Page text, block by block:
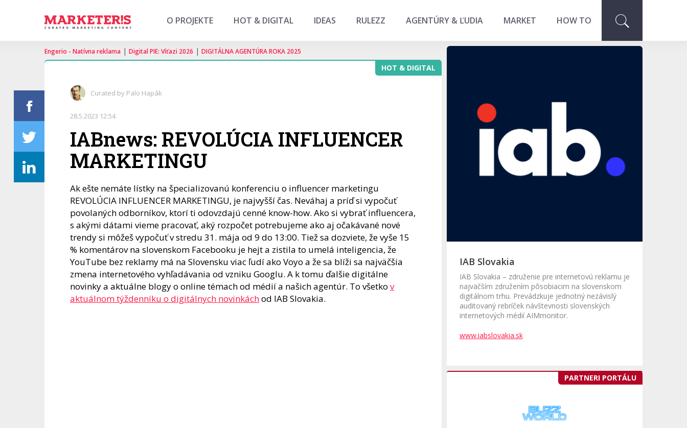
O PROJEKTE HOT & DIGITAL IDEAS RULEZZ AGENTÚRY & ĽUDIA MARKET HOW TO
Engerio - Natívna reklama | Digital PIE: Víťazi 2026 | DIGITÁLNA AGENTÚRA ROKA 2025
HOT & DIGITAL
Curated by Palo Hapák
28.5.2023 12:54
IABnews: REVOLÚCIA INFLUENCER
MARKETINGU
Ak ešte nemáte lístky na špecializovanú konferenciu o influencer marketingu
REVOLÚCIA INFLUENCER MARKETINGU, je najvyšší čas. Neváhaj a príď si vypočuť
povolaných odborníkov, ktorí ti odovzdajú cenné know-how. Ako si vybrať influencera,
s akými dátami vieme pracovať, aký rozpočet potrebujeme ako aj očakávané nové
trendy si môžeš vypočuť v stredu 31. mája od 9 do 13:00. Tiež sa dozviete, že vyše 15
% komentárov na slovenskom Facebooku je hejt a zistila to umelá inteligencia, že
YouTube bez reklamy má na Slovensku viac ľudí ako Voyo a že sa blíži sa najväčšia
zmena internetového vyhľadávania od vzniku Googlu. A k tomu ďalšie digitálne
novinky a aktuálne blogy o online témach od médií a našich agentúr. To všetko v
aktuálnom týždenníku o digitálnych novinkáchod IAB Slovakia.
IAB Slovakia
IAB Slovakia – združenie pre internetovú reklamu je
najväčším združením pôsobiacim na slovenskom
digitálnom trhu. Prevádzkuje jednotný nezávislý
auditovaný rebríček návštevnosti slovenských
internetových médií AIMmonitor.
www.iabslovakia.sk
PARTNERI PORTÁLU